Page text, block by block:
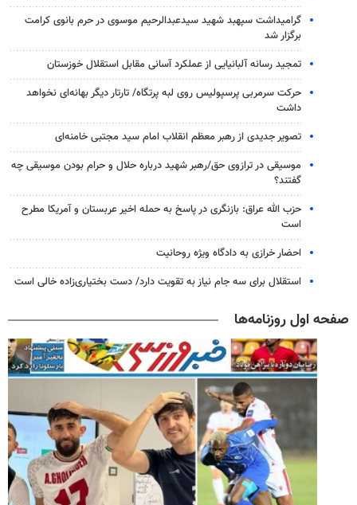
گرامیداشت سپهبد شهید سیدعبدالرحیم موسوی در حرم بانوی کرامت
برگزار شد
تمجید رسانه آلبانیایی از عملکرد آسانی مقابل استقلال خوزستان
حرکت سرمربی پرسپولیس روی لبه پرتگاه/ تارتار دیگر بهانه‌ای نخواهد
داشت
تصویر جدیدی از رهبر معظم انقلاب امام سید مجتبی خامنه‌ای
موسیقی در ترازوی حق/رهبر شهید درباره حلال و حرام بودن موسیقی چه
گفتند؟
حزب الله عراق: بازنگری در پاسخ به حمله اخیر عربستان و آمریکا مطرح
است
احضار خرازی به دادگاه ویژه روحانیت
استقلال برای سه جام نیاز به تقویت دارد/ دست بختیاری‌زاده خالی است
صفحه اول روزنامه‌ها